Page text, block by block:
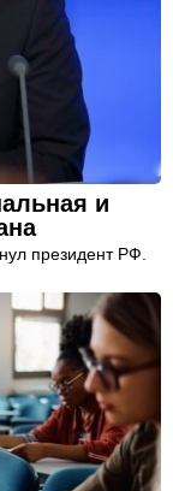
и
президент РФ.